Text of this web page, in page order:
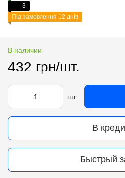
3
Під замовлення 12 днів
В наличии
432 грн/шт.
шт.
В
Быстрый